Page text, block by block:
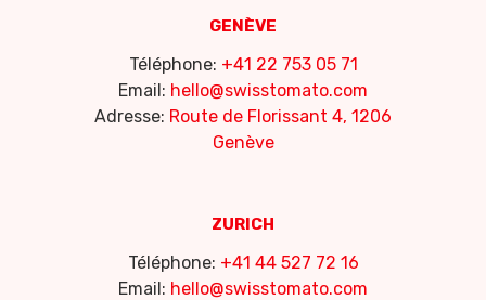
GENÈVE
Téléphone: +41 22 753 05 71
Email: hello@swisstomato.com
Adresse: Route de Florissant 4, 1206
Genève
ZURICH
Téléphone: +41 44 527 72 16
Email: hello@swisstomato.com